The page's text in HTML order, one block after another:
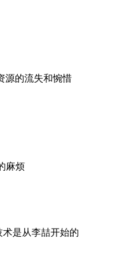
源的流失和惋惜
麻烦
是从李喆开始的